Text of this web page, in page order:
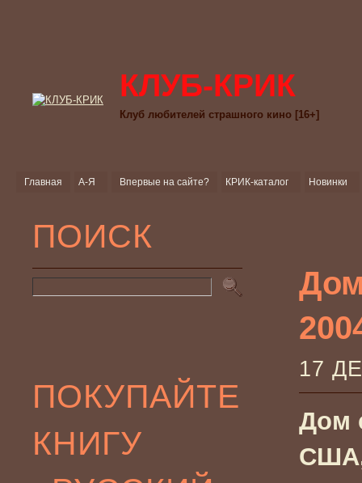
КЛУБ-КРИК
Клуб любителей страшного кино [16+]
Главная А-Я Впервые на сайте? КРИК-каталог Новинки
ПОИСК
ПОКУПАЙТЕ
КНИГУ
17
Дом
США,